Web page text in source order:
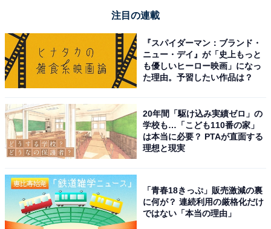
注目の連載
『スパイダーマン：ブランド・
ニュー・デイ』が「史上もっと
も優しいヒーロー映画」になっ
た理由。予習したい作品は？
20年間「駆け込み実績ゼロ」の
学校も…「こども110番の家」
は本当に必要？ PTAが直面する
理想と現実
「青春18きっぷ」販売激減の裏
に何が？ 連続利用の厳格化だけ
ではない「本当の理由」